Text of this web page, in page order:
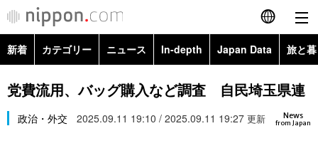
English
简体字
繁體字
新着 カテゴリー ニュース In-depth Japan Data 旅と
政治・外交
経済・ビジネス
Topics
Images
党費流用、バッグ購入など調査 自民埼玉県連
News
from Japan
政治・外交 2025.09.11 19:10 / 2025.09.11 19:27 更新